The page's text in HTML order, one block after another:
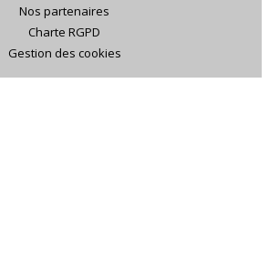
Nos partenaires
Charte RGPD
Gestion des cookies